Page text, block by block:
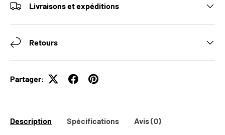
Livraisons et expéditions
Retours
Partager:
Description Spécifications Avis (0)